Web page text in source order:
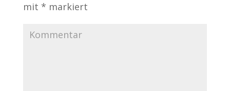
mit * markiert